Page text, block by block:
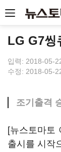
LG G7씽
입력: 2018-05-
수정: 2018-05-
조기출격
[뉴스토마토
출시를 시작